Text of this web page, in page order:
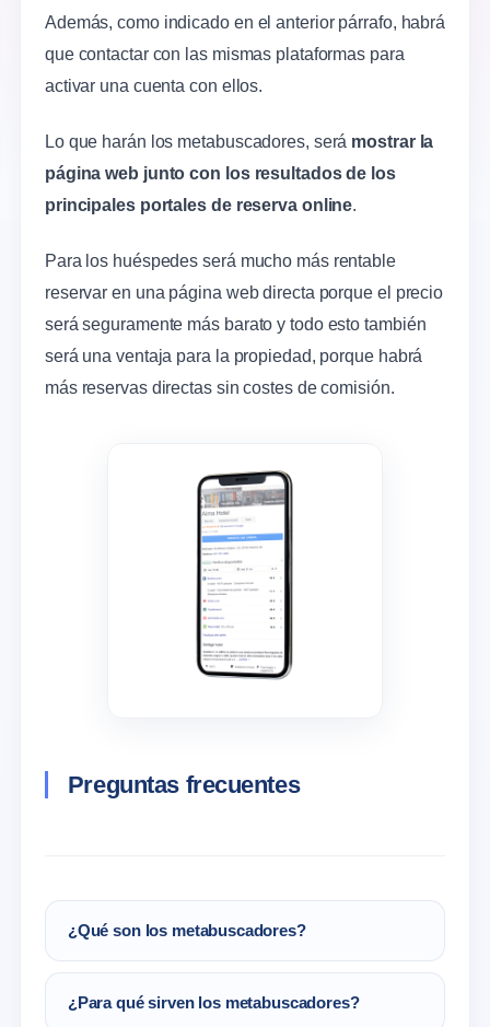
Además, como indicado en el anterior párrafo, habrá
que contactar con las mismas plataformas para
activar una cuenta con ellos.
Lo que harán los metabuscadores, será mostrar la
página web junto con los resultados de los
principales portales de reserva online.
Para los huéspedes será mucho más rentable
reservar en una página web directa porque el precio
será seguramente más barato y todo esto también
será una ventaja para la propiedad, porque habrá
más reservas directas sin costes de comisión.
Preguntas frecuentes
¿Qué son los metabuscadores?
Un metabuscador es una plataforma que usa
los datos de otros buscadores para ofrecer
¿Para qué sirven los metabuscadores?